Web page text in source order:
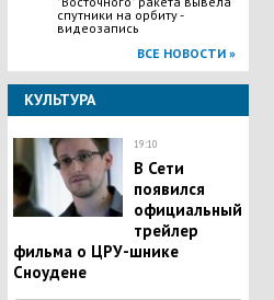
спутники на орбиту -
видеозапись
ВСЕ НОВОСТИ »
КУЛЬТУРА
19:10
В Сети
появился
официальный
трейлер
фильма о ЦРУ-шнике
Сноудене